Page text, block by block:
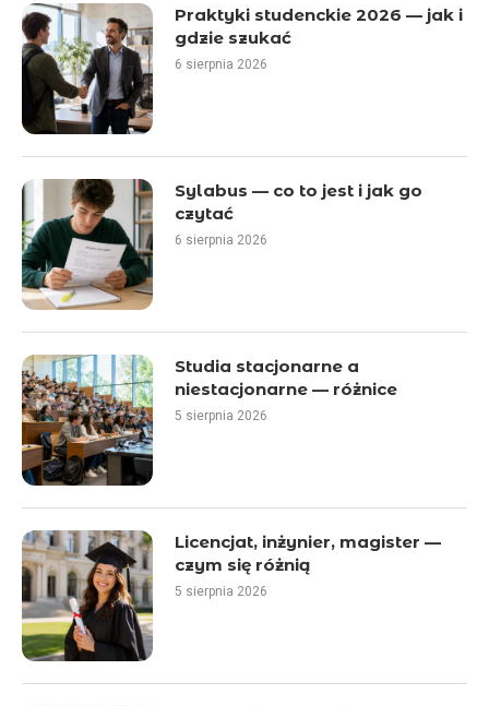
Praktyki studenckie 2026 — jak i
gdzie szukać
6 sierpnia 2026
Sylabus — co to jest i jak go
czytać
6 sierpnia 2026
Studia stacjonarne a
niestacjonarne — różnice
5 sierpnia 2026
Licencjat, inżynier, magister —
czym się różnią
5 sierpnia 2026